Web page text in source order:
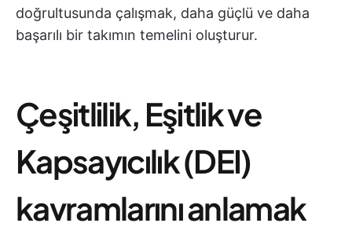
doğrultusunda çalışmak, daha güçlü ve daha
başarılı bir takımın temelini oluşturur.
Çeşitlilik, Eşitlik ve
Kapsayıcılık (DEI)
kavramlarını anlamak